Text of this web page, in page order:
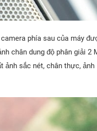
phía sau của máy
chân dung độ phân giải 2
ảnh sắc nét, chân thực, ảnh